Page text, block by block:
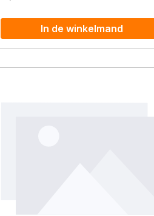
In de winkelmand